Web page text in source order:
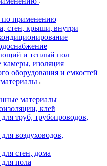
по применению
стен, крыши, внутри
и теплый пол
камеры, изоляция
оборудования и емкостей
материалы
клей
труб, трубопроводов,
воздуховодов,
стен, дома
пола